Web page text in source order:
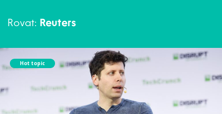
Rovat: Reuters
Hot topic